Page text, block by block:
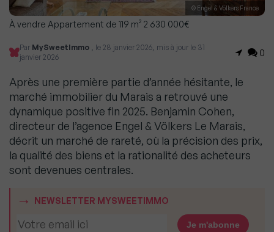
© Engel & Völkers France
À vendre Appartement de 119 m² 2 630 000€
Par MySweetImmo , le 28 janvier 2026, mis à jour le 31
janvier 2026
0
Après une première partie d’année hésitante, le
marché immobilier du Marais a retrouvé une
dynamique positive fin 2025. Benjamin Cohen,
directeur de l’agence Engel & Völkers Le Marais,
décrit un marché de rareté, où la précision des prix,
la qualité des biens et la rationalité des acheteurs
sont devenues centrales.
NEWSLETTER MYSWEETIMMO